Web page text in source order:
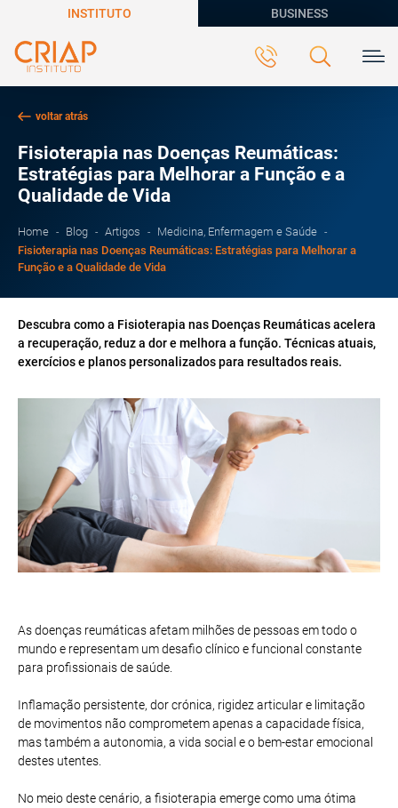
INSTITUTO BUSINESS
voltar atrás
Fisioterapia nas Doenças Reumáticas:
Estratégias para Melhorar a Função e a
Qualidade de Vida
Home Blog Artigos
Medicina, Enfermagem e Saúde
Fisioterapia nas Doenças Reumáticas: Estratégias para Melhorar a
Função e a Qualidade de Vida
Descubra como a Fisioterapia nas Doenças Reumáticas acelera
a recuperação, reduz a dor e melhora a função. Técnicas atuais,
exercícios e planos personalizados para resultados reais.
As doenças reumáticas afetam milhões de pessoas em todo o
mundo e representam um desafio clínico e funcional constante
para profissionais de saúde.
Inflamação persistente, dor crónica, rigidez articular e limitação
de movimentos não comprometem apenas a capacidade física,
mas também a autonomia, a vida social e o bem-estar emocional
destes utentes.
No meio deste cenário, a fisioterapia emerge como uma ótima